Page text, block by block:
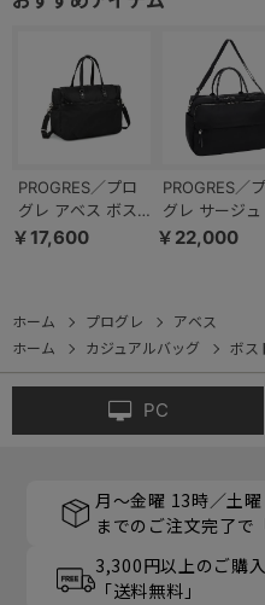
PROGRES／プロ
グレ アベス ボス
トンバッグ 23L
￥17,600
PROGRES／
グレ サージュ
ストンバッグ
￥22,000
ホーム プログレ
アベス
ホーム
カジュアルバッグ ボス
PC
月～金曜 13時／土
までのご注文完了で
3,300円以上のご購
「送料無料」